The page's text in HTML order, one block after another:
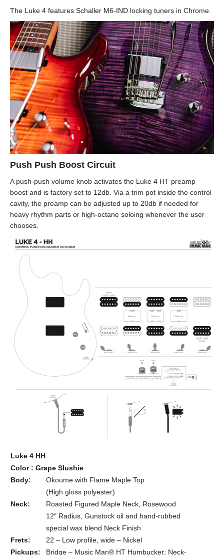
The Luke 4 features Schaller M6-IND locking tuners in Chrome.
Push Push Boost Circuit
A push-push volume knob activates the Luke 4 HT preamp
boost and is factory set to 12db. Via a trim pot inside the control
cavity, the preamp can be adjusted up to 20db if needed for
heavy rhythm parts or high-octane soloing whenever the user
chooses.
Luke 4 HH
Color : Grape Slushie
Body:
Okoume with Flame Maple Top
(High gloss polyester)
Neck:
Roasted Figured Maple Neck, Rosewood
12″ Radius, Gunstock oil and hand-rubbed
special wax blend Neck Finish
Frets:
22 – Low profile, wide – Nickel
Pickups:
Bridge – Music Man® HT Humbucker; Neck-